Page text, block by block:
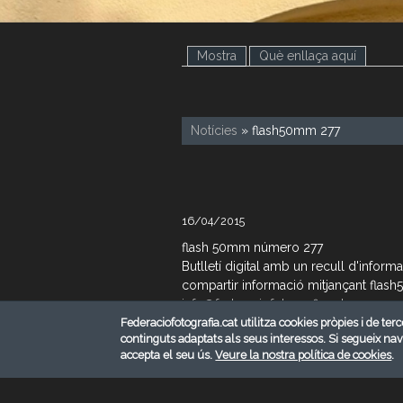
Mostra (pestanya activa)
Què enllaça aquí
Notícies » flash50mm 277
16/04/2015
flash 50mm número 277
Butlletí digital amb un recull
compartir informació mitjançant
info@federaciofotografia.cat
Descarregar
Federaciofotografia.cat utilitza cookies pròpies i de
continguts adaptats als seus interessos. Si segueix
accepta el seu ús.Veure la nostra política de cookies.